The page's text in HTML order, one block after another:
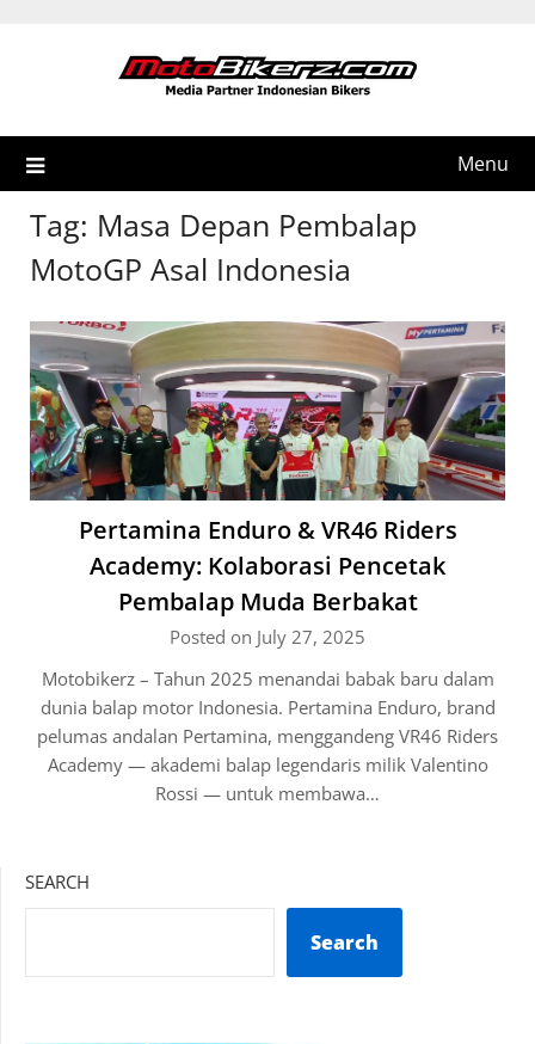
Menu
Tag: Masa Depan Pembalap
MotoGP Asal Indonesia
Pertamina Enduro & VR46 Riders
Academy: Kolaborasi Pencetak
Pembalap Muda Berbakat
Posted on July 27, 2025
Motobikerz – Tahun 2025 menandai babak baru dalam
dunia balap motor Indonesia. Pertamina Enduro, brand
pelumas andalan Pertamina, menggandeng VR46 Riders
Academy — akademi balap legendaris milik Valentino
Rossi — untuk membawa…
SEARCH
Search